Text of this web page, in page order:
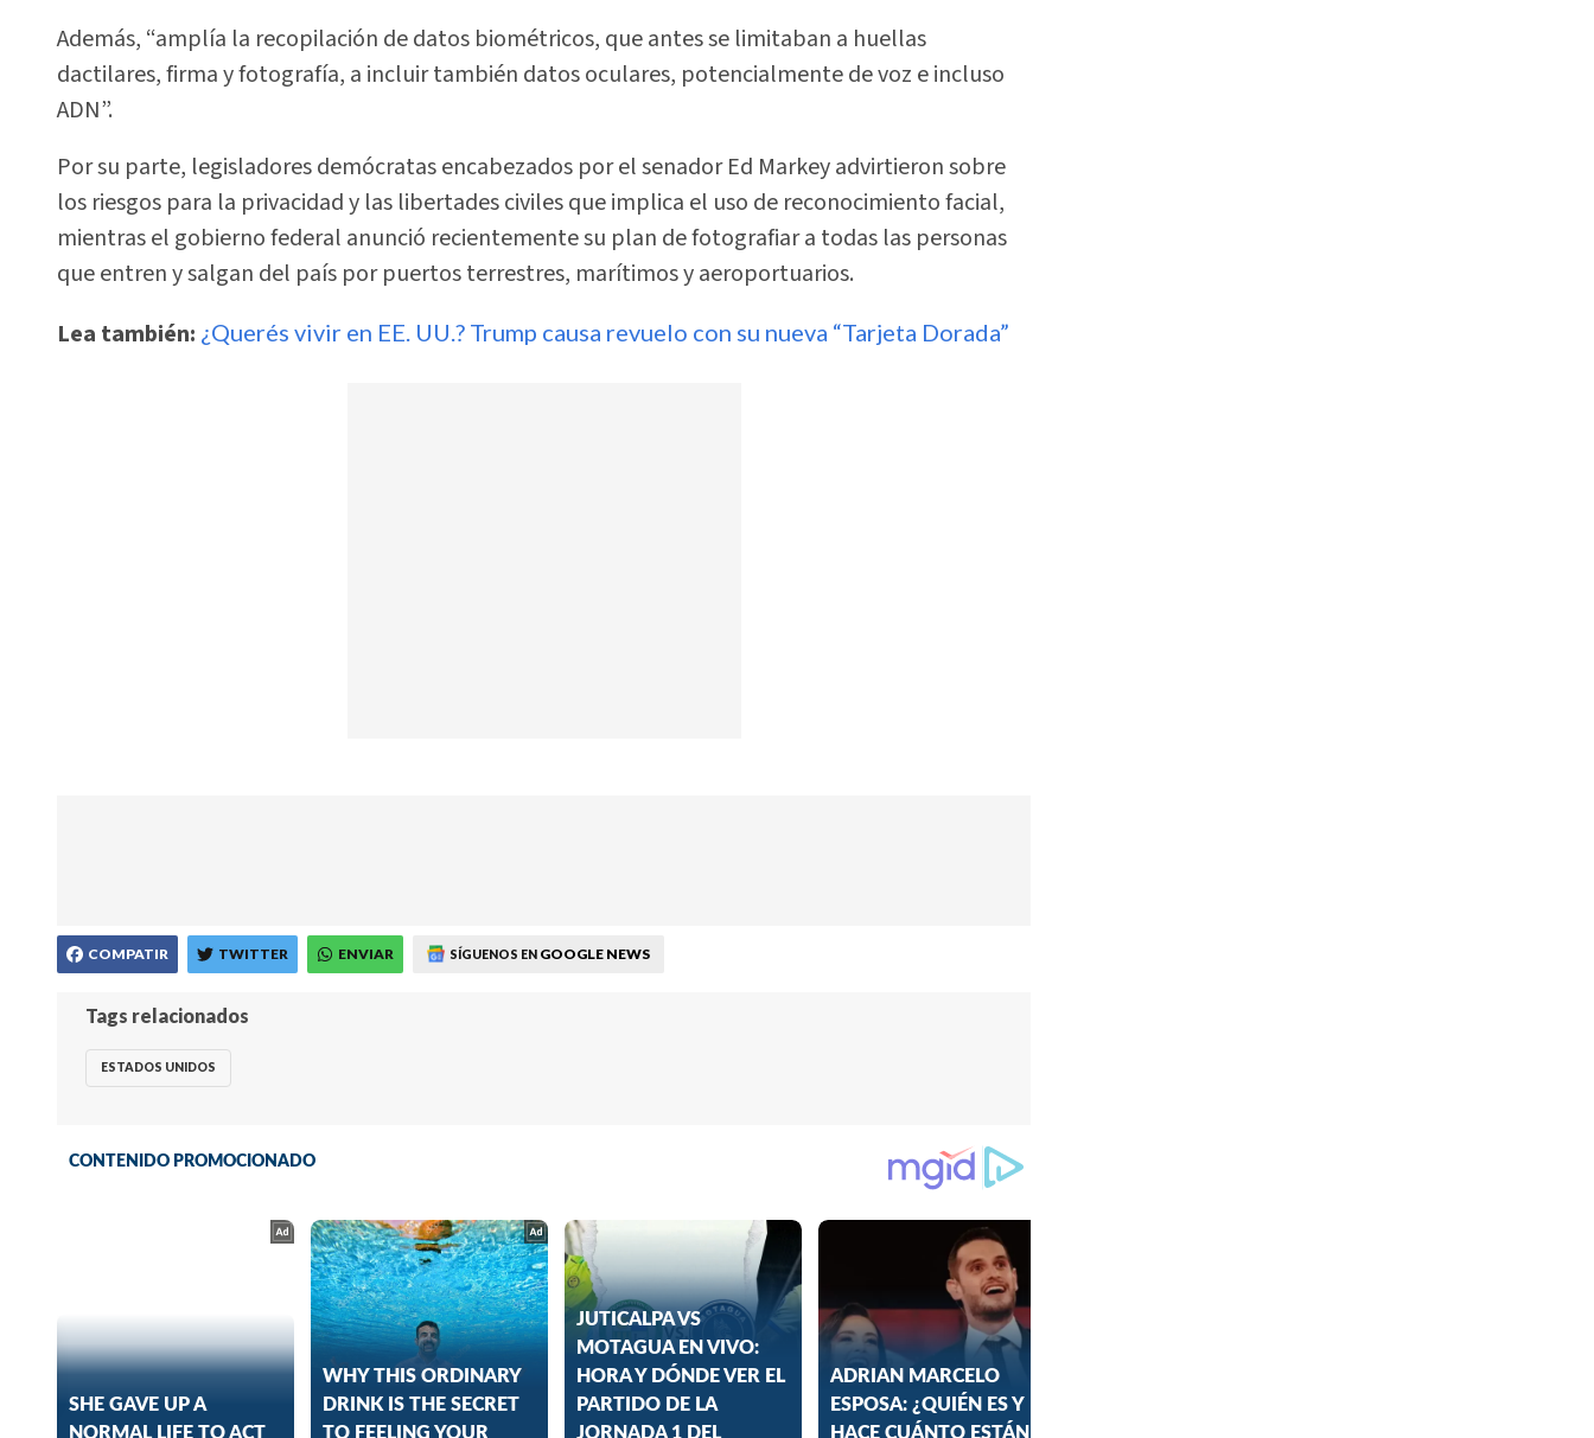
Además, “amplía la recopilación de datos biométricos, que antes se limitaban a huellas
dactilares, firma y fotografía, a incluir también datos oculares, potencialmente de voz e incluso
ADN”.
Por su parte, legisladores demócratas encabezados por el senador Ed Markey advirtieron sobre
los riesgos para la privacidad y las libertades civiles que implica el uso de reconocimiento facial,
mientras el gobierno federal anunció recientemente su plan de fotografiar a todas las personas
que entren y salgan del país por puertos terrestres, marítimos y aeroportuarios.
Lea también: ¿Querés vivir en EE. UU.? Trump causa revuelo con su nueva “Tarjeta Dorada”
COMPATIR TWITTER ENVIAR SÍGUENOS EN GOOGLE NEWS
Tags relacionados
ESTADOS UNIDOS